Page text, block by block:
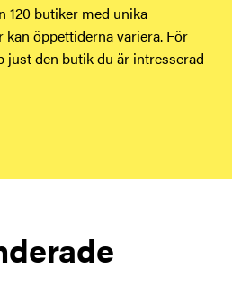
120 butiker med unika
öppettiderna variera. För
just den butik du är intresserad